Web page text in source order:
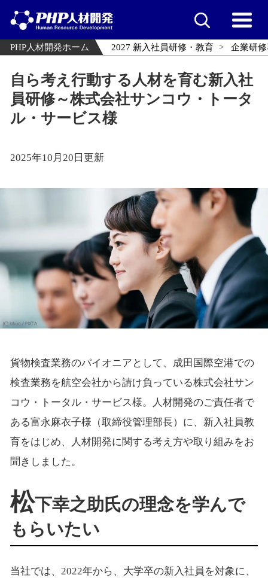
PHP人材開発ホーム 2027 新入社員研修・教育 企業研
自ら考え行動する人材を育む新入社
員研修～株式会社サンコウ・トータ
ル・サービス様
2025年10月20日更新
貨物検査業務のパイオニアとして、成田国際空港での
検査業務を航空会社から請け負っている株式会社サン
コウ・トータル・サービス様。人材開発のご責任者で
ある富永麻衣子様（取締役管理部長）に、新入社員教
育をはじめ、人材開発に関する考え方や取り組みをお
聞きしました。
松下幸之助氏の理念を学んで
もらいたい
当社では、2022年から、大学卒の新入社員を対象に、